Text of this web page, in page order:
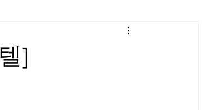
Austin-맛집/여행지
]